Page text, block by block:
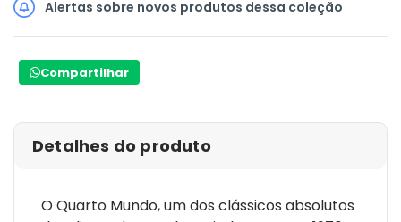
Alertas sobre novos produtos dessa coleção
Compartilhar
Detalhes do produto
O Quarto Mundo, um dos clássicos absolutos